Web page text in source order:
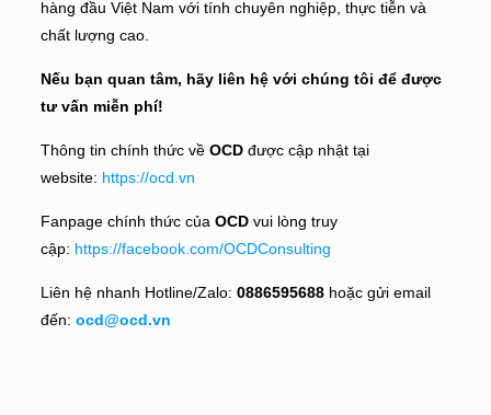
hàng đầu Việt Nam với tính chuyên nghiệp, thực tiễn và
chất lượng cao.
Nếu bạn quan tâm, hãy liên hệ với chúng tôi để được
tư vấn miễn phí!
Thông tin chính thức về OCD được cập nhật tại
website: https://ocd.vn
Fanpage chính thức của OCD vui lòng truy
cập: https://facebook.com/OCDConsulting
Liên hệ nhanh Hotline/Zalo: 0886595688 hoặc gửi email
đến: ocd@ocd.vn